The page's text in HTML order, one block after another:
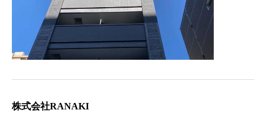
株式会社RANAKI